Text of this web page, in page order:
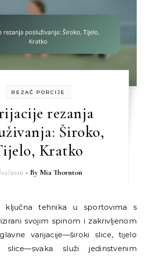
REZAČ PORCIJE
rezanja
Široko,
Kratko
02/2026 - By Mia Thornton
svojim spinom i zakrivljenom
varijacije—široki slice, tijelo
služi jedinstvenim